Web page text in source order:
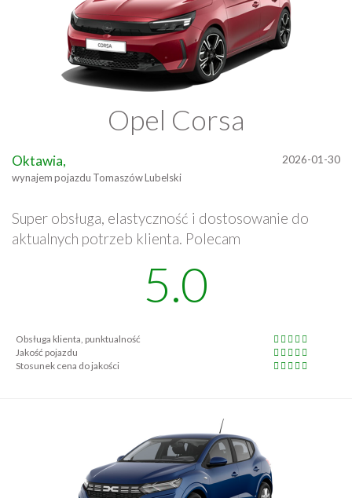
Opel Corsa
2026-01-30
Oktawia,
wynajem pojazdu Tomaszów Lubelski
Super obsługa, elastyczność i dostosowanie do
aktualnych potrzeb klienta. Polecam
5.0
Obsługa klienta, punktualność
Jakość pojazdu
Stosunek cena do jakości